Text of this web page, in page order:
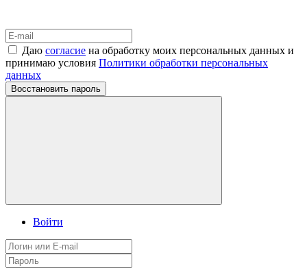
Даю согласие на обработку моих персональных данных и
принимаю условия Политики обработки персональных
данных
Восстановить пароль
Войти